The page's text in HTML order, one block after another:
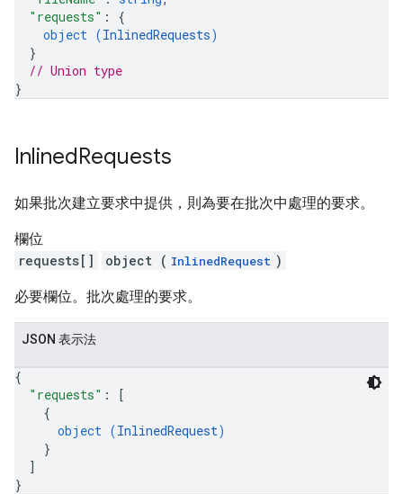
"requests" : {
object (InlinedRequests)
}
// Union type
}
InlinedRequests
如果批次建立要求中提供，則為要在批次中處理的要求。
欄位
requests[]
object ( InlinedRequest )
必要欄位。批次處理的要求。
JSON 表示法
{
"requests" :
[
{
object (InlinedRequest)
}
]
}